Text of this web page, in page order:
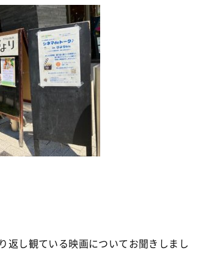
返し観ている映画についてお聞きしまし